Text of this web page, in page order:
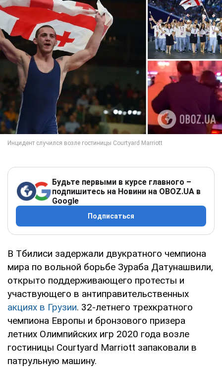
Будьте первыми в курсе главного –
подпишитесь на Новини на OBOZ.UA в
Google
Подписаться
В Тбилиси задержали двукратного чемпиона
мира по вольной борьбе Зураба Датунашвили,
открыто поддерживающего протесты и
участвующего в антиправительственных
акциях в Грузии. 32-летнего трехкратного
чемпиона Европы и бронзового призера
летних Олимпийских игр 2020 года возле
гостиницы Courtyard Marriott запаковали в
патрульную машину.